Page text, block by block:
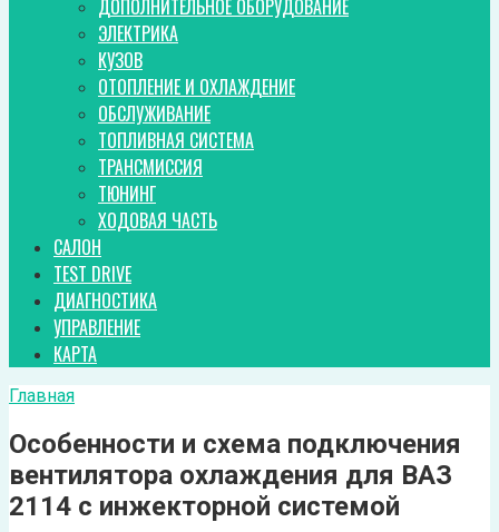
ДОПОЛНИТЕЛЬНОЕ ОБОРУДОВАНИЕ
ЭЛЕКТРИКА
КУЗОВ
ОТОПЛЕНИЕ И ОХЛАЖДЕНИЕ
ОБСЛУЖИВАНИЕ
ТОПЛИВНАЯ СИСТЕМА
ТРАНСМИССИЯ
ТЮНИНГ
ХОДОВАЯ ЧАСТЬ
САЛОН
TEST DRIVE
ДИАГНОСТИКА
УПРАВЛЕНИЕ
КАРТА
Главная
Особенности и схема подключения
вентилятора охлаждения для ВАЗ
2114 с инжекторной системой